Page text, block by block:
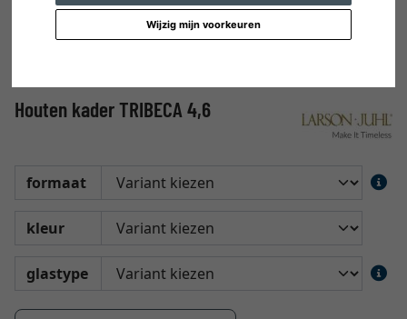
Wijzig mijn voorkeuren
Houten kader TRIBECA 4,6
formaat
kleur
glastype